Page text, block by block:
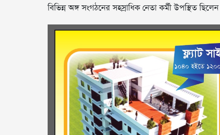
বিভিন্ন অঙ্গ সংগঠনের সহস্রাধিক নেতা কর্মী উপস্থিত